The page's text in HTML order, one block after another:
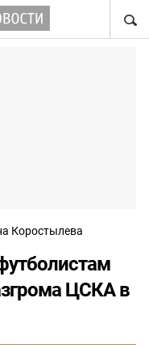
Коростылева
ЦСКА в